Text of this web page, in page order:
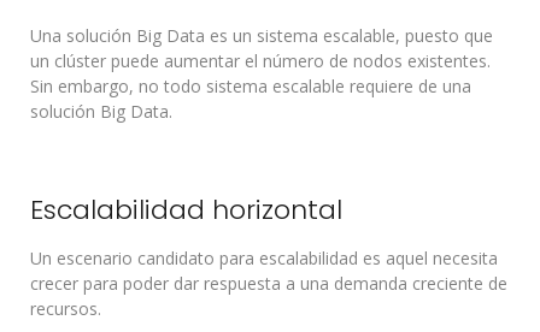
Una solución Big Data es un sistema escalable, puesto que
un clúster puede aumentar el número de nodos existentes.
Sin embargo, no todo sistema escalable requiere de una
solución Big Data.
Escalabilidad horizontal
Un escenario candidato para escalabilidad es aquel necesita
crecer para poder dar respuesta a una demanda creciente de
recursos.